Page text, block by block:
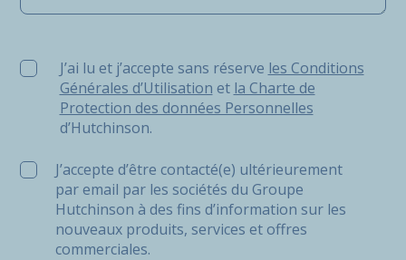
J’ai lu et j’accepte sans réserve les Conditions
J’ai lu et j’accepte sans réserve les Conditions
Générales d’Utilisation et la Charte de
Protection des données Personnelles
d’Hutchinson.
J’accepte d’être contacté(e) ultérieurement
par email par les sociétés du Groupe
Hutchinson à des fins d’information sur les
nouveaux produits, services et offres
commerciales.